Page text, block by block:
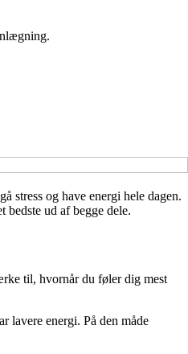
stress og have energi hele dagen.
ud af begge dele.
til, hvornår du føler dig mest
lavere energi. På den måde